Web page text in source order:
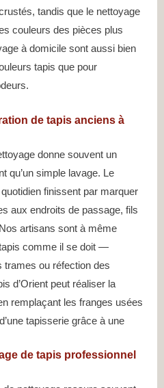
tandis que le nettoyage
couleurs des pièces plus
à domicile sont aussi bien
tapis que pour
de tapis anciens à
donne souvent un
qu’un simple lavage. Le
finissent par marquer
aux endroits de passage, fils
artisans sont à même
comme il se doit —
trames ou réfection des
d’Orient peut réaliser la
remplaçant les franges usées
tapisserie grâce à une
de tapis professionnel